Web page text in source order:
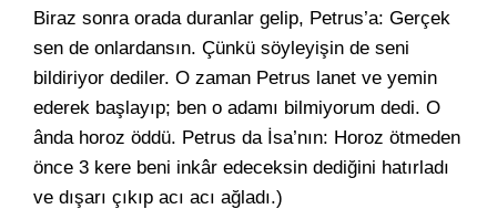
Biraz sonra orada duranlar gelip, Petrus’a: Gerçek
sen de onlardansın. Çünkü söyleyişin de seni
bildiriyor dediler. O zaman Petrus lanet ve yemin
ederek başlayıp; ben o adamı bilmiyorum dedi. O
ânda horoz öddü. Petrus da İsa’nın: Horoz ötmeden
önce 3 kere beni inkâr edeceksin dediğini hatırladı
ve dışarı çıkıp acı acı ağladı.)